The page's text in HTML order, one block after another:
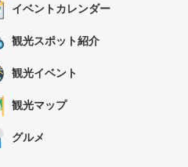
イベントカレンダー
観光スポット紹介
観光イベント
観光マップ
グルメ